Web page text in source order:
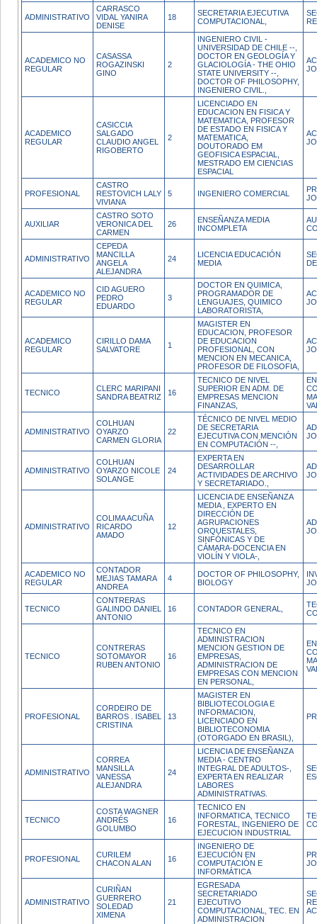
ADMINISTRATIVO
CARRASCO
VIDAL YANIRA
DENISE
18
SECRETARIA EJECUTIVA
COMPUTACIONAL,
ACADEMICO NO
REGULAR
CASASSA
ROGAZINSKI
GINO
2
INGENIERO CIVIL -
UNIVERSIDAD DE CHILE --,
DOCTOR EN GEOLOGÍA Y
GLACIOLOGÍA - THE OHIO
STATE UNIVERSITY --,
DOCTOR OF PHILOSOPHY,
INGENIERO CIVIL.,
ACADEMICO
REGULAR
CASICCIA
SALGADO
CLAUDIO ANGEL
RIGOBERTO
2
LICENCIADO EN
EDUCACION EN FISICA Y
MATEMATICA, PROFESOR
DE ESTADO EN FISICA Y
MATEMATICA,
DOUTORADO EM
GEOFISICA ESPACIAL,
MESTRADO EM CIENCIAS
ESPACIAL
PROFESIONAL
CASTRO
RESTOVICH LALY
VIVIANA
5 INGENIERO COMERCIAL
AUXILIAR
CASTRO SOTO
VERONICA DEL
CARMEN
26
ENSEÑANZA MEDIA
INCOMPLETA
ADMINISTRATIVO
CEPEDA
MANCILLA
ANGELA
ALEJANDRA
24
LICENCIA EDUCACIÓN
MEDIA
ACADEMICO NO
REGULAR
CID AGUERO
PEDRO
EDUARDO
3
DOCTOR EN QUIMICA,
PROGRAMADOR DE
LENGUAJES, QUIMICO
LABORATORISTA,
ACADEMICO
REGULAR
CIRILLO DAMA
SALVATORE
1
MAGISTER EN
EDUCACION, PROFESOR
DE EDUCACION
PROFESIONAL, CON
MENCION EN MECANICA,
PROFESOR DE FILOSOFIA,
TECNICO
CLERC MARIPANI
SANDRA BEATRIZ
16
TECNICO DE NIVEL
SUPERIOR EN ADM. DE
EMPRESAS MENCION
FINANZAS,
ADMINISTRATIVO
COLHUAN
OYARZO
CARMEN GLORIA
22
TÉCNICO DE NIVEL MEDIO
DE SECRETARIA
EJECUTIVA CON MENCIÓN
EN COMPUTACIÓN --,
ADMINISTRATIVO
COLHUAN
OYARZO NICOLE
SOLANGE
24
EXPERTA EN
DESARROLLAR
ACTIVIDADES DE ARCHIVO
Y SECRETARIADO.,
ADMINISTRATIVO
COLIMA ACUÑA
RICARDO
AMADO
12
LICENCIA DE ENSEÑANZA
MEDIA , EXPERTO EN
DIRECCIÓN DE
AGRUPACIONES
ORQUESTALES,
SINFÓNICAS Y DE
CÁMARA-DOCENCIA EN
VIOLÍN Y VIOLA-,
ACADEMICO NO
REGULAR
CONTADOR
MEJIAS TAMARA
ANDREA
4
DOCTOR OF PHILOSOPHY,
BIOLOGY
TECNICO
CONTRERAS
GALINDO DANIEL
ANTONIO
16 CONTADOR GENERAL,
TECNICO
CONTRERAS
SOTOMAYOR
RUBEN ANTONIO
16
TECNICO EN
ADMINISTRACION
MENCION GESTION DE
EMPRESAS,
ADMINISTRACION DE
EMPRESAS CON MENCION
EN PERSONAL,
PROFESIONAL
CORDEIRO DE
BARROS . ISABEL
CRISTINA
13
MAGISTER EN
BIBLIOTECOLOGIA E
INFORMACION,
LICENCIADO EN
BIBLIOTECONOMIA
(OTORGADO EN BRASIL),
ADMINISTRATIVO
CORREA
MANSILLA
VANESSA
ALEJANDRA
24
LICENCIA DE ENSEÑANZA
MEDIA - CENTRO
INTEGRAL DE ADULTOS-,
EXPERTA EN REALIZAR
LABORES
ADMINISTRATIVAS.
TECNICO
COSTA WAGNER
ANDRÉS
GOLUMBO
16
TECNICO EN
INFORMATICA, TECNICO
FORESTAL, INGENIERO DE
EJECUCION INDUSTRIAL
PROFESIONAL
CURILEM
CHACON ALAN
16
INGENIERO DE
EJECUCIÓN EN
COMPUTACIÓN E
INFORMÁTICA
ADMINISTRATIVO
CURIÑAN
GUERRERO
SOLEDAD
XIMENA
21
EGRESADA
SECRETARIADO
EJECUTIVO
COMPUTACIONAL, TEC. EN
ADMINISTRACION